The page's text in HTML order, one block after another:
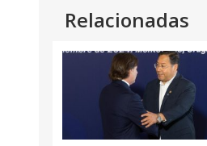
Relacionadas